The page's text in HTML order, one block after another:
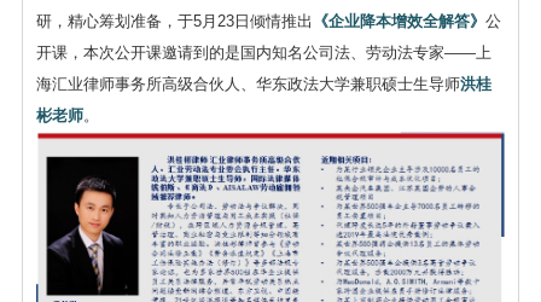
研，精心筹划准备，于5月23日倾情推出 《企业降本增效全解答》 公
开课，本次公开课邀请到的是国内知名公司法、劳动法专家——上
海汇业律师事务所高级合伙人、华东政法大学兼职硕士生导师洪桂
彬老师。